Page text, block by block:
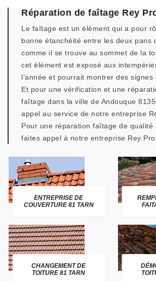
Réparation de faîtage Rey
Le faîtage est un élément qui a pour
bonne étanchéité entre les deux pans
comme il se trouve au sommet de la
cet élément est exposé aux
l’année et pourrait montrer des signes
Et pour une vérification et une
faîtage dans la ville de Andouque
appel au service de notre entreprise
Pour une réparation faîtage de qualité
faites appel à notre entreprise Rey Pro
ENTREPRISE DE
COUVERTURE 81 TARN
CHANGEMENT DE
TOITURE 81 TARN